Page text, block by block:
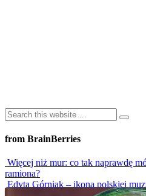
from BrainBerries
Więcej niż mur: co tak naprawdę
ramiona?
Edyta Górniak – ikona polskiej